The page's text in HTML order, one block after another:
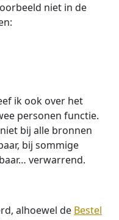
niet in de
ik ook over het
personen functie.
bij alle bronnen
bij sommige
verwarrend.
alhoewel de Bestel